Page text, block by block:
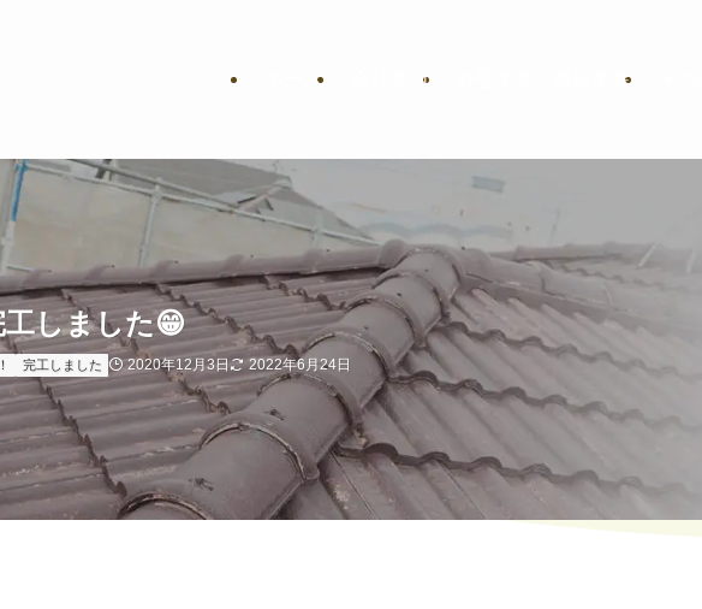
ホーム 会社案内 外壁塗装・屋根塗装 そ
しました😁
完工しました 2020年12月3日 2022年6月24日